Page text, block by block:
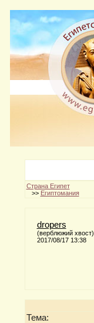
Страна Египет
>> Египтомания
dropers
(верблюжий хвост)
2017/08/17 13:38
Тема: